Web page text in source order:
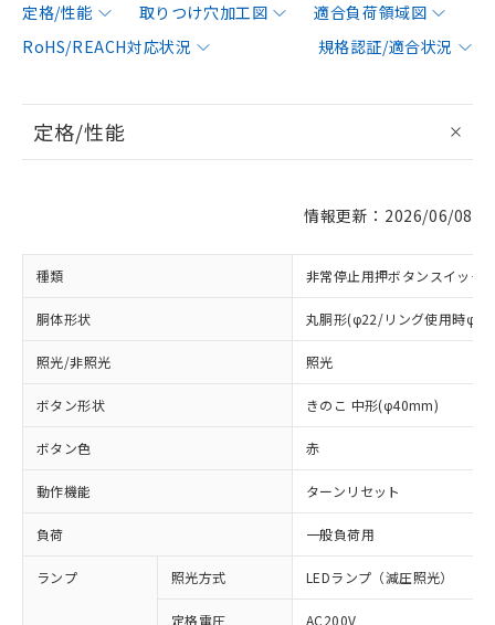
定格/性能 取りつけ穴加工図
適合負荷領域図
RoHS/REACH対応状況
規格認証/適合状況
定格/性能
情報更新：2026/06/08
種類 非常停止用押ボタンスイッチ
胴体形状 丸胴形(φ22/リング使用時
照光/非照光 照光
ボタン形状 きのこ 中形(φ40mm)
ボタン色 赤
動作機能 ターンリセット
負荷 一般負荷用
ランプ 照光方式 LEDランプ（減圧照光）
定格電圧 AC200V